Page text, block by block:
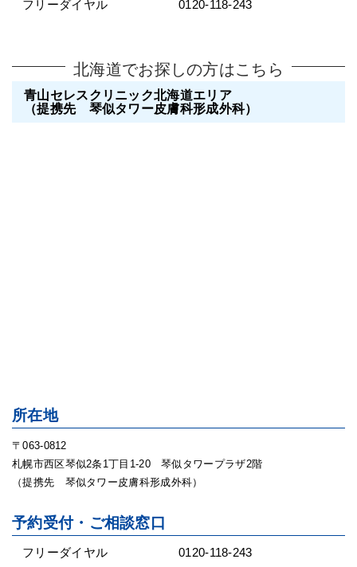
フリーダイヤル 0120-118-243
北海道でお探しの方はこちら
青山セレスクリニック北海道エリア
（提携先 琴似タワー皮膚科形成外科）
所在地
〒063-0812
札幌市西区琴似2条1丁目1-20 琴似タワープラザ2階
（提携先 琴似タワー皮膚科形成外科）
予約受付・ご相談窓口
フリーダイヤル 0120-118-243